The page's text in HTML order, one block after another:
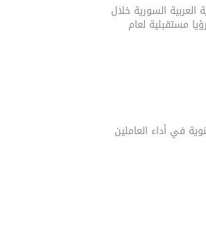
السورية خلال
2011) مع رؤيا مستقبلية لعام
في أداء العاملين